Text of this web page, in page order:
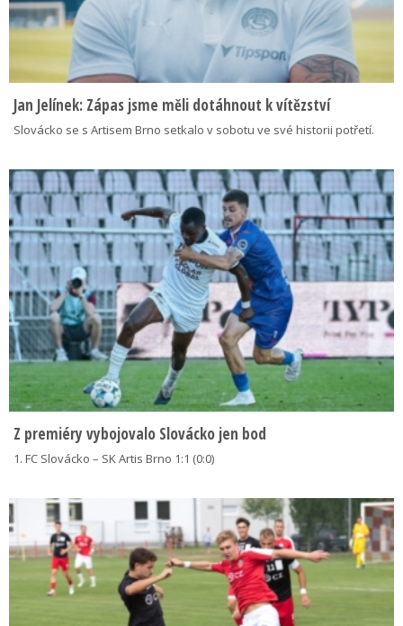
Jan Jelínek: Zápas jsme měli dotáhnout k vítězství
Slovácko se s Artisem Brno setkalo v sobotu ve své historii potřetí.
Z premiéry vybojovalo Slovácko jen bod
1. FC Slovácko – SK Artis Brno 1:1 (0:0)